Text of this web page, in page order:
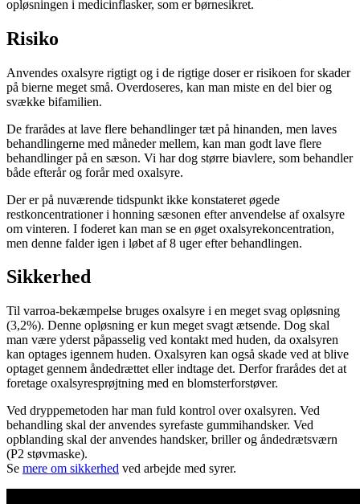
opløsningen i medicinflasker, som er børnesikret.
Risiko
Anvendes oxalsyre rigtigt og i de rigtige doser er risikoen for skader
på bierne meget små. Overdoseres, kan man miste en del bier og
svække bifamilien.
De frarådes at lave flere behandlinger tæt på hinanden, men laves
behandlingerne med måneder mellem, kan man godt lave flere
behandlinger på en sæson. Vi har dog større biavlere, som behandler
både efterår og forår med oxalsyre.
Der er på nuværende tidspunkt ikke konstateret øgede
restkoncentrationer i honning sæsonen efter anvendelse af oxalsyre
om vinteren. I foderet kan man se en øget oxalsyrekoncentration,
men denne falder igen i løbet af 8 uger efter behandlingen.
Sikkerhed
Til varroa-bekæmpelse bruges oxalsyre i en meget svag opløsning
(3,2%). Denne opløsning er kun meget svagt ætsende. Dog skal
man være yderst påpasselig ved kontakt med huden, da oxalsyren
kan optages igennem huden. Oxalsyren kan også skade ved at blive
optaget gennem åndedrættet eller indtage det. Derfor frarådes det at
foretage oxalsyresprøjtning med en blomsterforstøver.
Ved dryppemetoden har man fuld kontrol over oxalsyren. Ved
behandling skal der anvendes syrefaste gummihandsker. Ved
opblanding skal der anvendes handsker, briller og åndedrætsværn
(P2 støvmaske).
Se mere om sikkerhed ved arbejde med syrer.